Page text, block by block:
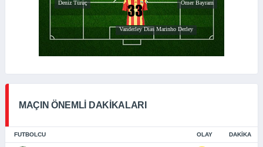
MAÇIN ÖNEMLİ DAKİKALARI
FUTBOLCU OLAY DAKIKA